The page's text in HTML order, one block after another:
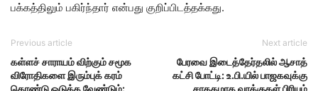
பக்கத்திலும் பகிர்ந்தார் என்பது குறிப்பிடத்தக்கது.
Previous article
கள்ளச் சாராயம் விற்கும் சமூக
விரோதிகளை இரும்புக் கரம்
கொண்டு ஒடுக்க வேண்டும்:
Next article
பேரவை இடைத்தேர்தலில் ஆசாத்
கட்சி போட்டி: உ.பி.யில் பாஜகவுக்கு
சாதகமாக வாக்குகள் பிரியும்